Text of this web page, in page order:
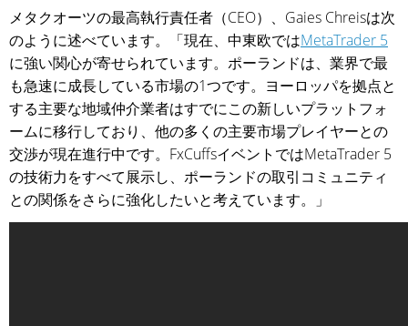
メタクオーツの最高執行責任者（CEO）、Gaies Chreisは次
のように述べています。「現在、中東欧ではMetaTrader 5
に強い関心が寄せられています。ポーランドは、業界で最
も急速に成長している市場の1つです。ヨーロッパを拠点と
する主要な地域仲介業者はすでにこの新しいプラットフォ
ームに移行しており、他の多くの主要市場プレイヤーとの
交渉が現在進行中です。FxCuffsイベントではMetaTrader 5
の技術力をすべて展示し、ポーランドの取引コミュニティ
との関係をさらに強化したいと考えています。」